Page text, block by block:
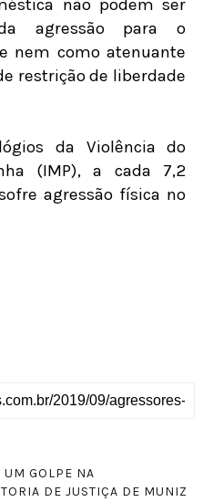
não podem ser
agressão para o
nem como atenuante
restrição de liberdade
da Violência do
(IMP), a cada 7,2
agressão física no
UM GOLPE NA
DE JUSTIÇA DE MUNIZ